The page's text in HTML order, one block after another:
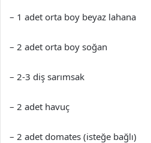
– 1 adet orta boy beyaz lahana
– 2 adet orta boy soğan
– 2-3 diş sarımsak
– 2 adet havuç
– 2 adet domates (isteğe bağlı)